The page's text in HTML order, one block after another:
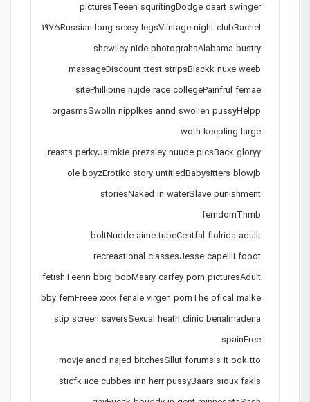
picturesTeeen squritingDodge daart swinger
1975Russian long sexsy legsViintage night clubRachel
shewlley nide photograhsAlabama bustry
massageDiscount ttest stripsBlackk nuxe weeb
sitePhillipine nujde race collegePainfrul femae
orgasmsSwolln nipplkes annd swollen pussyHelpp
woth keepling large
reasts perkyJaimkie prezsley nuude picsBack gloryy
ole boyzErotikc story untitledBabysitters blowjb
storiesNaked in waterSlave punishment
femdomThmb
boltNudde aime tubeCentfal flolrida adullt
recreaational classesJesse capellli fooot
fetishTeenn bbig bobMaary carfey porn picturesAdult
bby femFreee xxxx fenale virgen pornThe ofical malke
stip screen saversSexual heath clinic benalmadena
spainFree
movje andd najed bitchesSllut forumsIs it ook tto
sticfk iice cubbes inn herr pussyBaars sioux fakls